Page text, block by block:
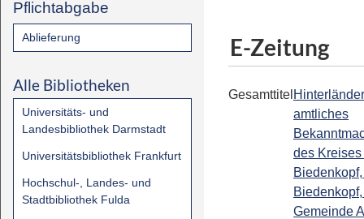
Pflichtabgabe
Ablieferung
Alle Bibliotheken
Universitäts- und
Landesbibliothek Darmstadt
Universitätsbibliothek Frankfurt
Hochschul-, Landes- und
Stadtbibliothek Fulda
E-Zeitung
Gesamttitel
amtliches
des
Gemeinde